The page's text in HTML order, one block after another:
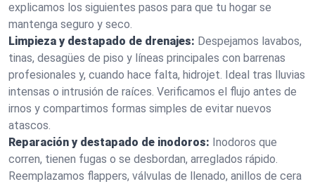
explicamos los siguientes pasos para que tu hogar se
mantenga seguro y seco.
Limpieza y destapado de drenajes: Despejamos lavabos,
tinas, desagües de piso y líneas principales con barrenas
profesionales y, cuando hace falta, hidrojet. Ideal tras lluvias
intensas o intrusión de raíces. Verificamos el flujo antes de
irnos y compartimos formas simples de evitar nuevos
atascos.
Reparación y destapado de inodoros: Inodoros que
corren, tienen fugas o se desbordan, arreglados rápido.
Reemplazamos flappers, válvulas de llenado, anillos de cera